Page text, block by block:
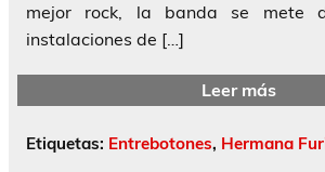
mejor rock, la banda se mete
instalaciones de […]
Leer más
Etiquetas: Entrebotones, Hermana